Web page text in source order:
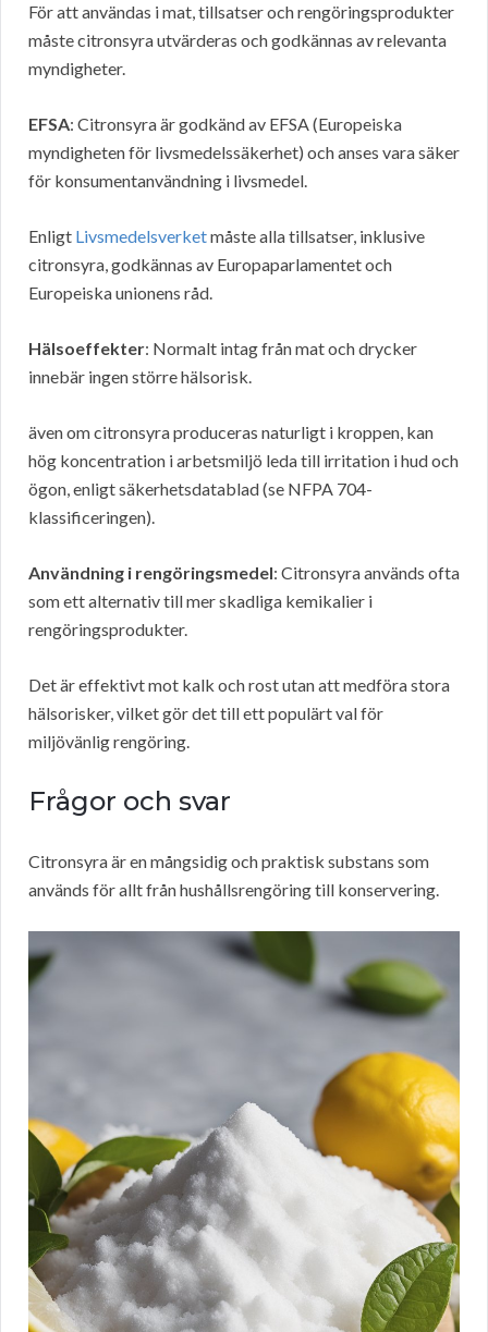
För att användas i mat, tillsatser och rengöringsprodukter
måste citronsyra utvärderas och godkännas av relevanta
myndigheter.
EFSA: Citronsyra är godkänd av EFSA (Europeiska
myndigheten för livsmedelssäkerhet) och anses vara säker
för konsumentanvändning i livsmedel.
Enligt Livsmedelsverketmåste alla tillsatser, inklusive
citronsyra, godkännas av Europaparlamentet och
Europeiska unionens råd.
Hälsoeffekter: Normalt intag från mat och drycker
innebär ingen större hälsorisk.
även om citronsyra produceras naturligt i kroppen, kan
hög koncentration i arbetsmiljö leda till irritation i hud och
ögon, enligt säkerhetsdatablad (se NFPA 704-
klassificeringen).
Användning i rengöringsmedel: Citronsyra används ofta
som ett alternativ till mer skadliga kemikalier i
rengöringsprodukter.
Det är effektivt mot kalk och rost utan att medföra stora
hälsorisker, vilket gör det till ett populärt val för
miljövänlig rengöring.
Frågor och svar
Citronsyra är en mångsidig och praktisk substans som
används för allt från hushållsrengöring till konservering.